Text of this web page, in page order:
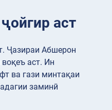
аст
Ҷазираи Абшерон
аст. Ин
ва гази минтақаи
заминӣ